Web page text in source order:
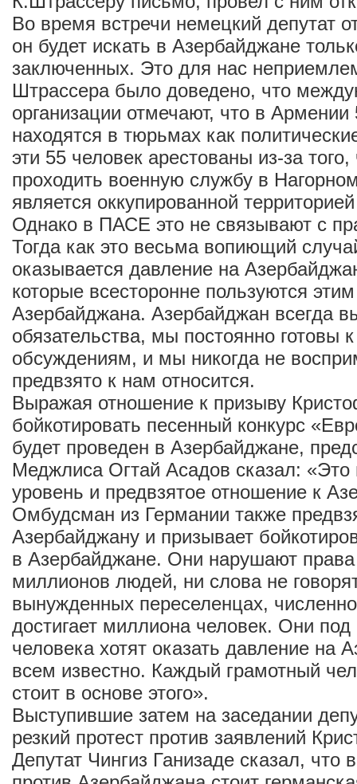
Во время встречи немецкий депутат
он будет искать в Азербайджане
заключенных. Это для нас
Штрассера было доведено, что
организации отмечают, что в Армении
находятся в тюрьмах как
эти 55 человек арестованы из-за того,
проходить военную службу в
является оккупированной
Однако в ПАСЕ это не связывают с
Тогда как это весьма вопиющий
оказывается давление на
которые всесторонне пользуются
Азербайджана. Азербайджан всегда
обязательства, мы постоянно готовы
обсуждениям, и мы никогда не
предвзято к нам относится.
Выражая отношение к призыву
бойкотировать песенный конкурс
будет проведен в Азербайджане,
Меджлиса Огтай Асадов сказал: «Это
уровень и предвзятое отношение к
Омбудсман из Германии также
Азербайджану и призывает
в Азербайджане. Они нарушают права
миллионов людей, ни слова не
вынужденных переселенцах,
достигает миллиона человек. Они
человека хотят оказать давление на
всем известно. Каждый грамотный
стоит в основе этого».
Выступившие затем на заседании
резкий протест против заявлений
Депутат Чингиз Ганизаде сказал, что